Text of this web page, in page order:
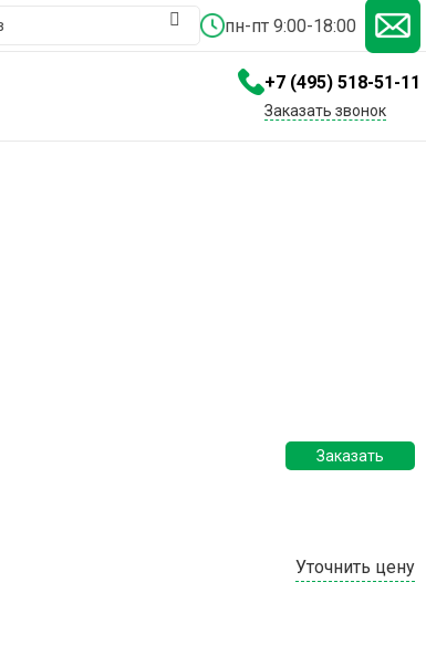
пн-пт 9:00-18:00
+7 (495) 518-51-11
Заказать звонок
Заказать
Уточнить цену